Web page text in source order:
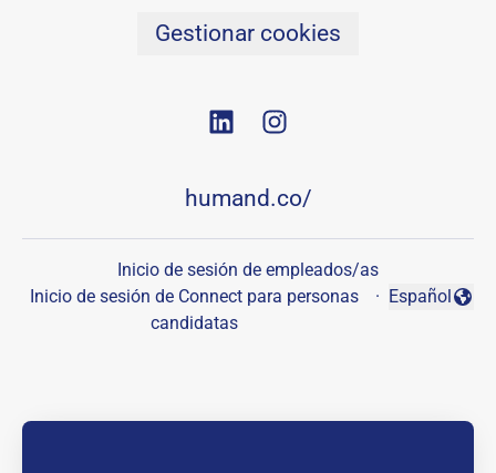
Gestionar cookies
humand.co/
Inicio de sesión de empleados/as
Inicio de sesión de Connect para personas
candidatas
·
Cambiar
Español